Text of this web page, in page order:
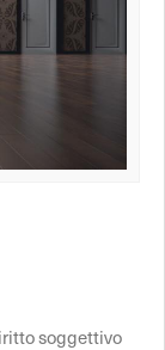
soggettivo